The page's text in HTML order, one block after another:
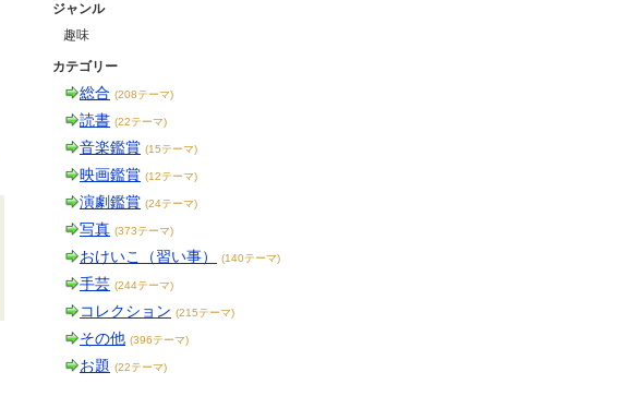
ジャンル
趣味
カテゴリー
総合 (208テーマ)
読書 (22テーマ)
音楽鑑賞 (15テーマ)
映画鑑賞 (12テーマ)
演劇鑑賞 (24テーマ)
写真 (373テーマ)
おけいこ（習い事） (140テーマ)
手芸 (244テーマ)
コレクション (215テーマ)
その他 (396テーマ)
お題 (22テーマ)